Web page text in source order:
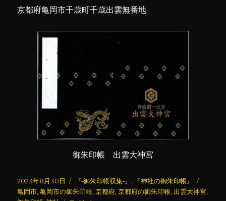
京都府亀岡市千歳町千歳出雲無番地
御朱印帳 出雲大神宮
投
稿
2023年8月30日
カ
テ
『‐御朱印帳収集‐』 『神社の御朱印帳』
グ
亀岡市 ,亀岡市の御朱印帳 ,京都府 ,京都府の御朱印帳 ,出雲大神宮